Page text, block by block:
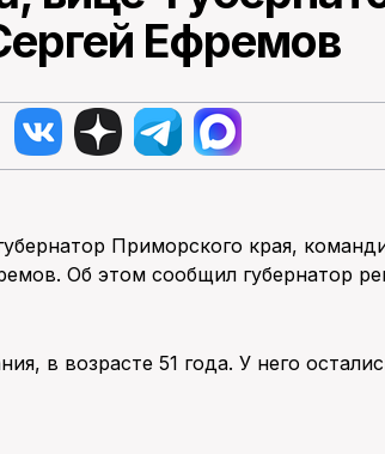
Ефремов
Приморского края,
Об этом сообщил губернатор
в возрасте 51 года. У него